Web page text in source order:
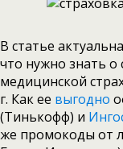
В статье
что нужно знать о
медицинской
г. Как ее выгодно
(Тинькофф) и
же промокоды от